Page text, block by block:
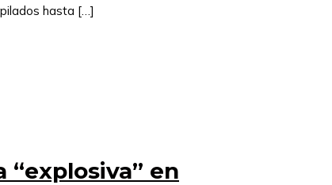
hasta […]
“explosiva” en